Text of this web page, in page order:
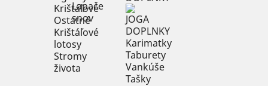
Krištáľové
Ostatné
Krištáľové
lotosy
Stromy
života
Lapače
snov
Karimatky
Taburety
Vankúše
Tašky